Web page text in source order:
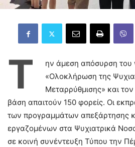
Τ
ην άμεση απόσυρση του
«Ολοκλήρωση της
Μεταρρύθμισης» και
βάση απαιτούν 150 φορείς. Οι
των προγραμμάτων απεξάρτησης
εργαζομένων στα Ψυχιατρικά
σε κοινή συνέντευξη Τύπου την